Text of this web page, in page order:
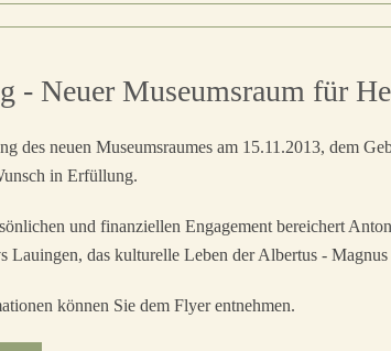
- Neuer Museumsraum für
des neuen Museumsraumes am 15.11.2013, dem
in Erfüllung.
und finanziellen Engagement bereichert
Lauingen, das kulturelle Leben der Albertus - Magnus
können Sie dem Flyer entnehmen.